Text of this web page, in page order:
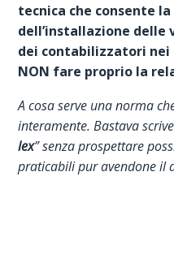
tecnica che consente
dell’installazione
dei contabilizzatori nei
NON fare proprio la
A cosa serve una norma
interamente. Bastava
lex” senza prospettare
praticabili pur avendone il